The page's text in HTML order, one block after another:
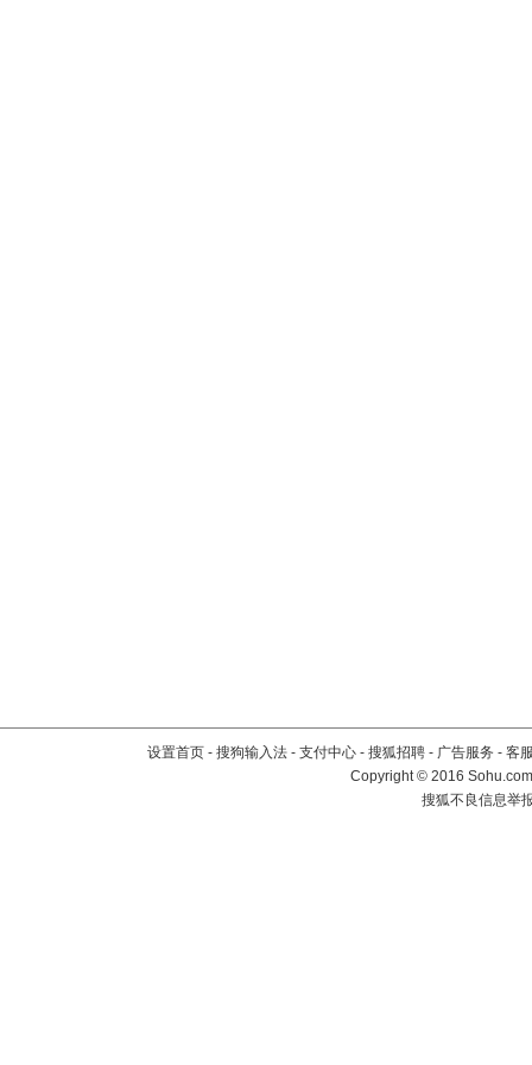
设置首页 - 搜狗输入法 - 支付中心 - 搜狐招聘 - 广告服务 - 客
Copyright©2016
搜狐不良信息举